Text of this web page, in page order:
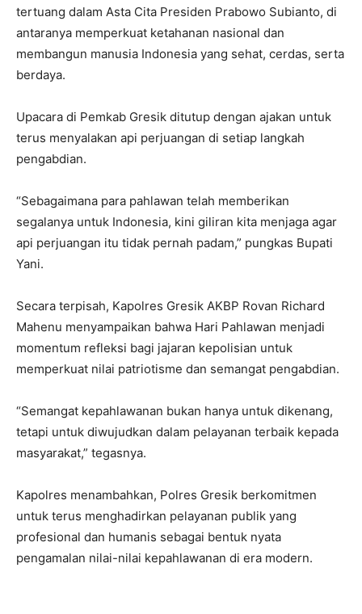
tertuang dalam Asta Cita Presiden Prabowo Subianto, di
antaranya memperkuat ketahanan nasional dan
membangun manusia Indonesia yang sehat, cerdas, serta
berdaya.
Upacara di Pemkab Gresik ditutup dengan ajakan untuk
terus menyalakan api perjuangan di setiap langkah
pengabdian.
“Sebagaimana para pahlawan telah memberikan
segalanya untuk Indonesia, kini giliran kita menjaga agar
api perjuangan itu tidak pernah padam,” pungkas Bupati
Yani.
Secara terpisah, Kapolres Gresik AKBP Rovan Richard
Mahenu menyampaikan bahwa Hari Pahlawan menjadi
momentum refleksi bagi jajaran kepolisian untuk
memperkuat nilai patriotisme dan semangat pengabdian.
“Semangat kepahlawanan bukan hanya untuk dikenang,
tetapi untuk diwujudkan dalam pelayanan terbaik kepada
masyarakat,” tegasnya.
Kapolres menambahkan, Polres Gresik berkomitmen
untuk terus menghadirkan pelayanan publik yang
profesional dan humanis sebagai bentuk nyata
pengamalan nilai-nilai kepahlawanan di era modern.